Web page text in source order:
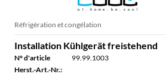
Réfrigération et congélation
Installation Kühlgerät freistehend
N° d'article
99.99.1003
Herst.-Art.-Nr.: